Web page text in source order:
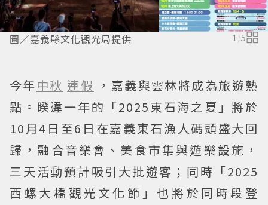
圖／嘉義縣文化觀光局提供 1/5
今年中秋 連假 ，嘉義與雲林將成為旅遊熱
點。睽違一年的「2025東石海之夏」將於
10月4日至6日在嘉義東石漁人碼頭盛大回
歸，融合音樂會、美食市集與遊樂設施，
三天活動預計吸引大批遊客；同時「2025
西螺大橋觀光文化節」也將於同時段登